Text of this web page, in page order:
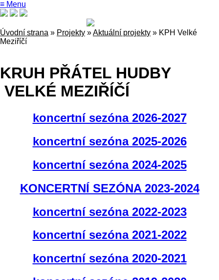
≡ Menu
Úvodní strana » Projekty »Aktuální projekty » KPH Velké
Meziříčí
KRUH PŘÁTEL HUDBY
VELKÉ MEZIŘÍČÍ
koncertní sezóna 2026-2027
koncertní sezóna 2025-2026
koncertní sezóna 2024-2025
KONCERTNÍ SEZÓNA 2023-2024
koncertní sezóna 2022-2023
koncertní sezóna 2021-2022
koncertní sezóna 2020-2021